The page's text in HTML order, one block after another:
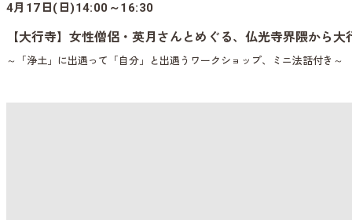
4月17日(日)14:00～16:30
【大行寺】女性僧侶・英月さんとめぐる、仏光寺界隈から大
～「浄土」に出遇って「自分」と出遇うワークショップ、ミニ法話付き～